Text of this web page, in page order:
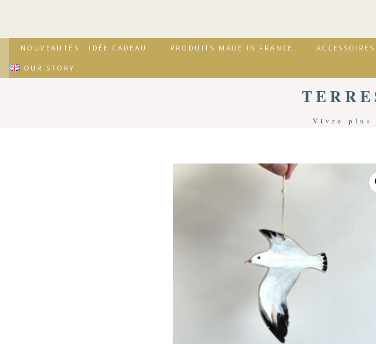
contenu
principalNOUVEAUTÉS · IDÉE CADEAU PRODUITS MADE IN FRANCE
OUR STORY
Vivre plus